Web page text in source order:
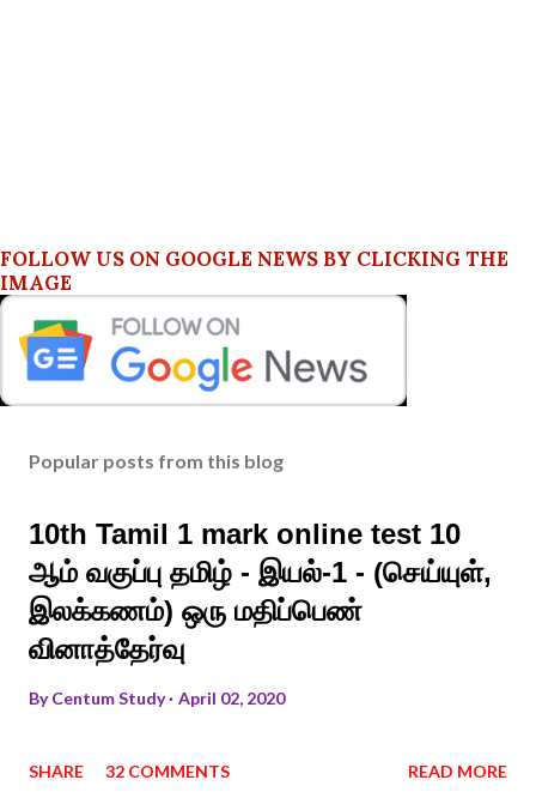
FOLLOW US ON GOOGLE NEWS BY CLICKING THE
IMAGE
Popular posts from this blog
10th Tamil 1 mark online test 10
ஆம் வகுப்பு தமிழ் - இயல்-1 - (செய்யுள்,
இலக்கணம்) ஒரு மதிப்பெண்
வினாத்தேர்வு
ByCentum Study April 02, 2020
SHARE 32 COMMENTS READ MORE